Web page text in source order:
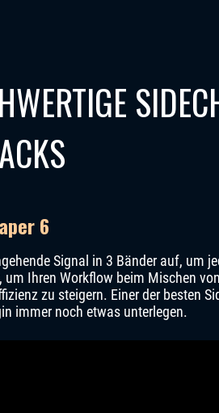
6
Signal in 3 Bänder auf, um
um Ihren Workflow beim Mischen
zu steigern. Einer der besten
immer noch etwas unterlegen.